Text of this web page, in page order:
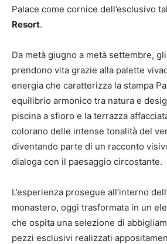
Palace come cornice dell’esclusivo
Resort.
Da metà giugno a metà settembre,
prendono vita grazie alla palette
energia che caratterizza la stampa
equilibrio armonico tra natura e
piscina a sfioro e la terrazza
colorano delle intense tonalità del
diventando parte di un racconto
dialoga con il paesaggio circostante.
L’esperienza prosegue all’interno
monastero, oggi trasformata in un
che ospita una selezione di
pezzi esclusivi realizzati